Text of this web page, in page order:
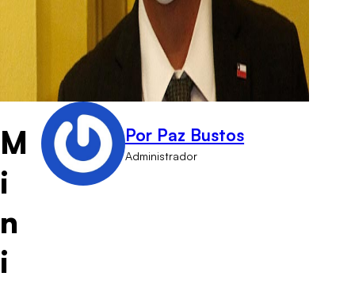
M
i
n
i
Por Paz Bustos
Administrador